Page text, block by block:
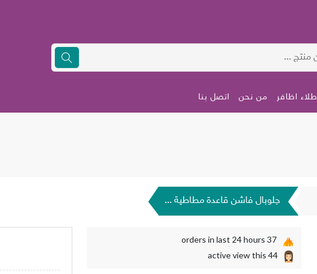
طلاء اظافر من نحن اتصل بنا
جلوبال فاشن قاعدة مطاطية ...
37
orders in last 24 hours
44
active view this